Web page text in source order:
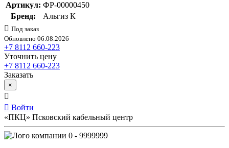
Артикул: ФР-00000450
Бренд:
Альгиз К
Под заказ
Обновлено 06.08.2026
+7 8112 660-223
Уточнить цену
+7 8112 660-223
Заказать
×
Войти
«ПКЦ» Псковский кабельный центр
0 - 9999999